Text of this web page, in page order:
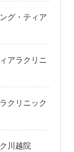
グ・ティア
アラクリニ
クリニック
川越院